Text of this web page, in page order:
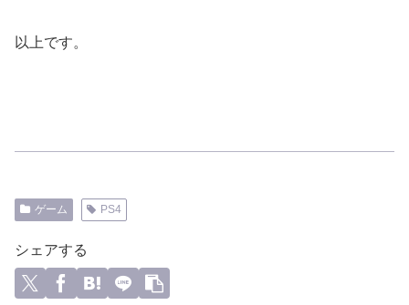
以上です。
ゲーム PS4
シェアする